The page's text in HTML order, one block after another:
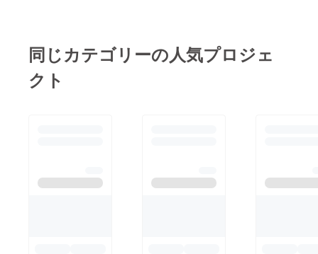
ケーブルTVやテレビ
愛知など10月だけでも
らは緊急事態宣言が解
同じカテゴリーの人気プロジェ
クト